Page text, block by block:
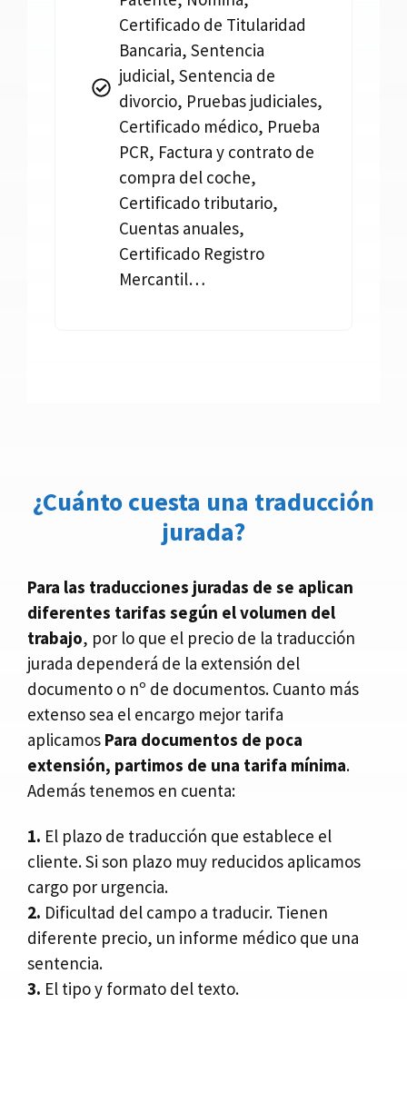
Certificado de Titularidad
Bancaria, Sentencia
judicial, Sentencia de
divorcio, Pruebas judiciales,
Certificado médico, Prueba
PCR, Factura y contrato de
compra del coche,
Certificado tributario,
Cuentas anuales,
Certificado Registro
Mercantil…
¿Cuánto cuesta una traducción
jurada?
Para las traducciones juradas de se aplican
diferentes tarifas según el volumen del
trabajo, por lo que el precio de la traducción
jurada dependerá de la extensión del
documento o nº de documentos. Cuanto más
extenso sea el encargo mejor tarifa
aplicamos Para documentos de poca
extensión, partimos de una tarifa mínima.
Además tenemos en cuenta:
1. El plazo de traducción que establece el
cliente. Si son plazo muy reducidos aplicamos
cargo por urgencia.
2. Dificultad del campo a traducir. Tienen
diferente precio, un informe médico que una
sentencia.
3. El tipo y formato del texto.